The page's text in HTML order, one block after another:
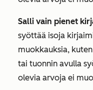
Salli vain pienet
syöttää isoja
muokkauksia,
tai tuonnin avulla
olevia arvoja ei